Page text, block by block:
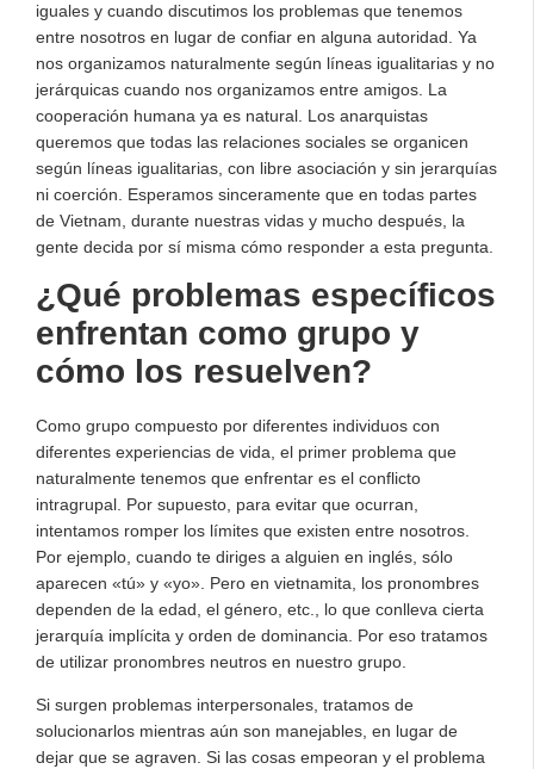
iguales y cuando discutimos los problemas que tenemos
entre nosotros en lugar de confiar en alguna autoridad. Ya
nos organizamos naturalmente según líneas igualitarias y no
jerárquicas cuando nos organizamos entre amigos. La
cooperación humana ya es natural. Los anarquistas
queremos que todas las relaciones sociales se organicen
según líneas igualitarias, con libre asociación y sin jerarquías
ni coerción. Esperamos sinceramente que en todas partes
de Vietnam, durante nuestras vidas y mucho después, la
gente decida por sí misma cómo responder a esta pregunta.
¿Qué problemas específicos
enfrentan como grupo y
cómo los resuelven?
Como grupo compuesto por diferentes individuos con
diferentes experiencias de vida, el primer problema que
naturalmente tenemos que enfrentar es el conflicto
intragrupal. Por supuesto, para evitar que ocurran,
intentamos romper los límites que existen entre nosotros.
Por ejemplo, cuando te diriges a alguien en inglés, sólo
aparecen «tú» y «yo». Pero en vietnamita, los pronombres
dependen de la edad, el género, etc., lo que conlleva cierta
jerarquía implícita y orden de dominancia. Por eso tratamos
de utilizar pronombres neutros en nuestro grupo.
Si surgen problemas interpersonales, tratamos de
solucionarlos mientras aún son manejables, en lugar de
dejar que se agraven. Si las cosas empeoran y el problema